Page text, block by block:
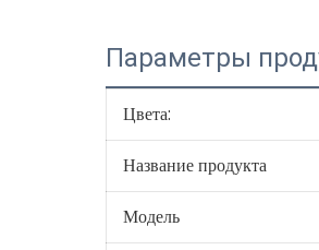
Параметры
Цвета:
Название продукта
Модель